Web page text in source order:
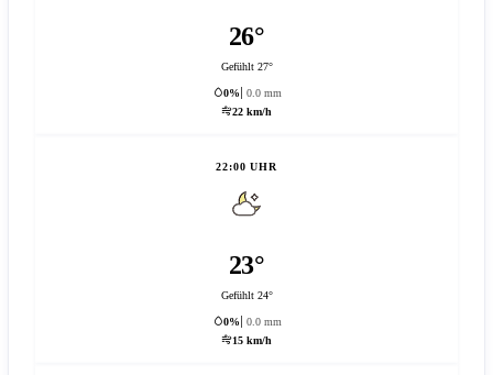
26°
Gefühlt 27°
0%
0.0 mm
22 km/h
22:00 UHR
23°
Gefühlt 24°
0%
0.0 mm
15 km/h